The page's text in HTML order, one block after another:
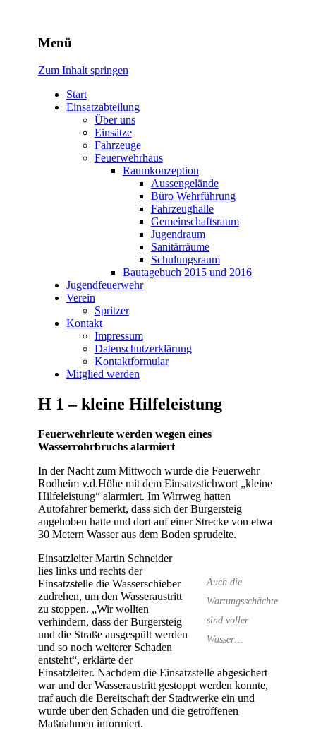
Freiwillige Feuerwehr
Rodheim v.d.H.
Menü
Zum Inhalt springen
Start
Einsatzabteilung
Über uns
Einsätze
Fahrzeuge
Feuerwehrhaus
Raumkonzeption
Aussengelände
Büro Wehrführung
Fahrzeughalle
Gemeinschaftsraum
Jugendraum
Sanitärräume
Schulungsraum
Bautagebuch 2015 und 2016
Jugendfeuerwehr
Verein
Spritzer
Kontakt
Impressum
Datenschutzerklärung
Kontaktformular
Mitglied werden
H 1 – kleine Hilfeleistung
Feuerwehrleute werden wegen eines
Wasserrohrbruchs alarmiert
In der Nacht zum Mittwoch wurde die Feuerwehr
Rodheim v.d.Höhe mit dem Einsatzstichwort „kleine
Hilfeleistung“ alarmiert. Im Wirrweg hatten
Autofahrer bemerkt, dass sich der Bürgersteig
angehoben hatte und dort auf einer Strecke von etwa
30 Metern Wasser aus dem Boden sprudelte.
Auch die
Wartungsschächte
sind voller
Wasser…
Einsatzleiter Martin Schneider
lies links und rechts der
Einsatzstelle die Wasserschieber
zudrehen, um den Wasseraustritt
zu stoppen. „Wir wollten
verhindern, dass der Bürgersteig
und die Straße ausgespült werden
und so noch weiterer Schaden
entsteht“, erklärte der
Einsatzleiter. Nachdem die Einsatzstelle abgesichert
war und der Wasseraustritt gestoppt werden konnte,
traf auch die Bereitschaft der Stadtwerke ein und
wurde über den Schaden und die getroffenen
Maßnahmen informiert.